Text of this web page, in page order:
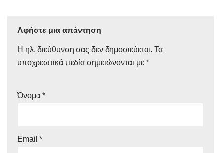
Αφήστε μια απάντηση
Η ηλ. διεύθυνση σας δεν δημοσιεύεται. Τα
υποχρεωτικά πεδία σημειώνονται με *
Όνομα *
Email *